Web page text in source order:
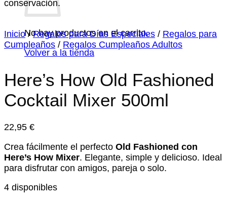
No hay productos en el carrito.
Volver a la tienda
Inicio / Regalos para Días Especiales / Regalos para
Cumpleaños / Regalos Cumpleaños Adultos
Here’s How Old Fashioned
Cocktail Mixer 500ml
22,95 €
Crea fácilmente el perfecto Old Fashioned con
Here’s How Mixer. Elegante, simple y delicioso. Ideal
para disfrutar con amigos, pareja o solo.
4 disponibles